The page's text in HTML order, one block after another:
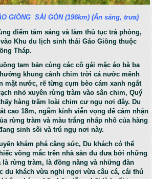
GIỒNG SÀI GÒN (196km)(Ăn sáng, trưa)
điểm tâm sáng và làm thủ tục trả phòng,
Khu du lịch sinh thái Gáo Giồng thuộc
Tháp.
tam bản cùng các cô gái mặc áo bà ba
khung cảnh chim trời cá nước mênh
mặt nước, rẽ từng cụm bèo cám xanh ngắt
nhỏ xuyên rừng tràm vào sân chim, Quý
hàng trăm loài chim cư ngụ nơi đây. Du
cao 18m, ngắm kính viễn vọng để cảm nhận
rừng tràm và màu trắng nhấp nhô của hàng
sinh sôi và trú ngụ nơi này.
khám phá căng sức, Du khách có thể
võng mắc trên nhà sàn đu đưa bởi những
rừng tràm, là đồng năng và những đàn
du khách vừa nghỉ ngơi vừa câu cá, cái thú